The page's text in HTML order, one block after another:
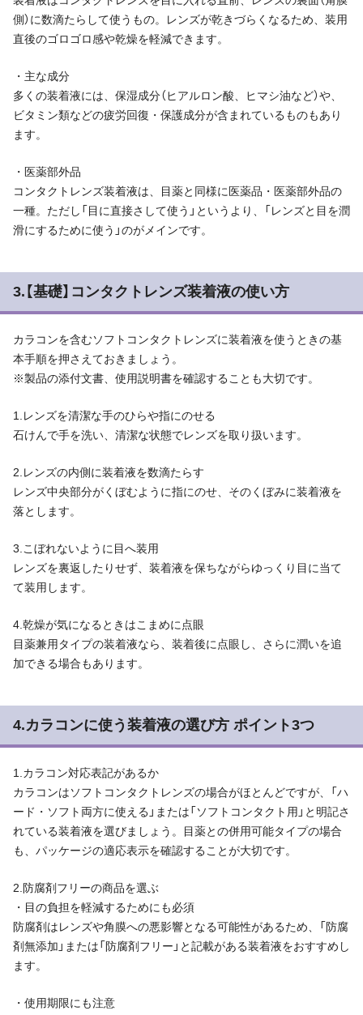
側）に数滴たらして使うもの。レンズが乾きづらくなるため、装用
直後のゴロゴロ感や乾燥を軽減できます。
・主な成分
多くの装着液には、保湿成分（ヒアルロン酸、ヒマシ油など）や、
ビタミン類などの疲労回復・保護成分が含まれているものもあり
ます。
・医薬部外品
コンタクトレンズ装着液は、目薬と同様に医薬品・医薬部外品の
一種。ただし「目に直接さして使う」というより、「レンズと目を潤
滑にするために使う」のがメインです。
3.【基礎】コンタクトレンズ装着液の使い方
カラコンを含むソフトコンタクトレンズに装着液を使うときの基
本手順を押さえておきましょう。
※製品の添付文書、使用説明書を確認することも大切です。
1.レンズを清潔な手のひらや指にのせる
石けんで手を洗い、清潔な状態でレンズを取り扱います。
2.レンズの内側に装着液を数滴たらす
レンズ中央部分がくぼむように指にのせ、そのくぼみに装着液を
落とします。
3.こぼれないように目へ装用
レンズを裏返したりせず、装着液を保ちながらゆっくり目に当て
て装用します。
4.乾燥が気になるときはこまめに点眼
目薬兼用タイプの装着液なら、装着後に点眼し、さらに潤いを追
加できる場合もあります。
4.カラコンに使う装着液の選び方 ポイント3つ
1.カラコン対応表記があるか
カラコンはソフトコンタクトレンズの場合がほとんどですが、「ハ
ード・ソフト両方に使える」または「ソフトコンタクト用」と明記さ
れている装着液を選びましょう。目薬との併用可能タイプの場合
も、パッケージの適応表示を確認することが大切です。
2.防腐剤フリーの商品を選ぶ
・目の負担を軽減するためにも必須
防腐剤はレンズや角膜への悪影響となる可能性があるため、「防腐
剤無添加」または「防腐剤フリー」と記載がある装着液をおすすめし
ます。
・使用期限にも注意